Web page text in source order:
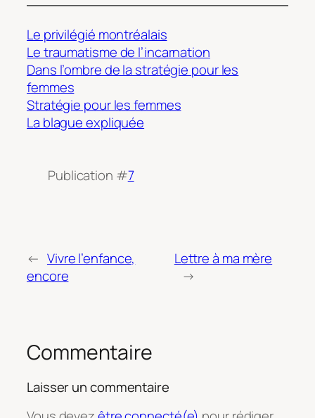
Le privilégié montréalais
Le traumatisme de l’incarnation
Dans l’ombre de la stratégie pour les
femmes
Stratégie pour les femmes
La blague expliquée
Publication #7
← Vivre l’enfance,
encore
Lettre à ma mère
→
Commentaire
Laisser un commentaire